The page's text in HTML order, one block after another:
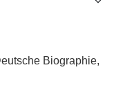
Biographie,